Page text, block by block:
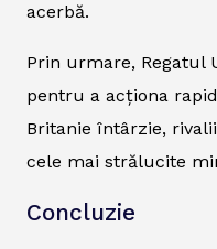
acerbă.
Prin urmare, Regatul
pentru a acționa
Britanie întârzie,
cele mai strălucite
Concluzie